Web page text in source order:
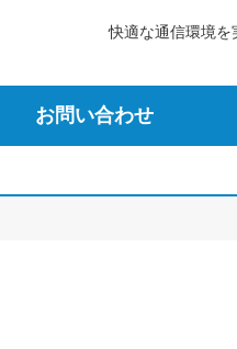
快適な通信環境を
お問い合わせ